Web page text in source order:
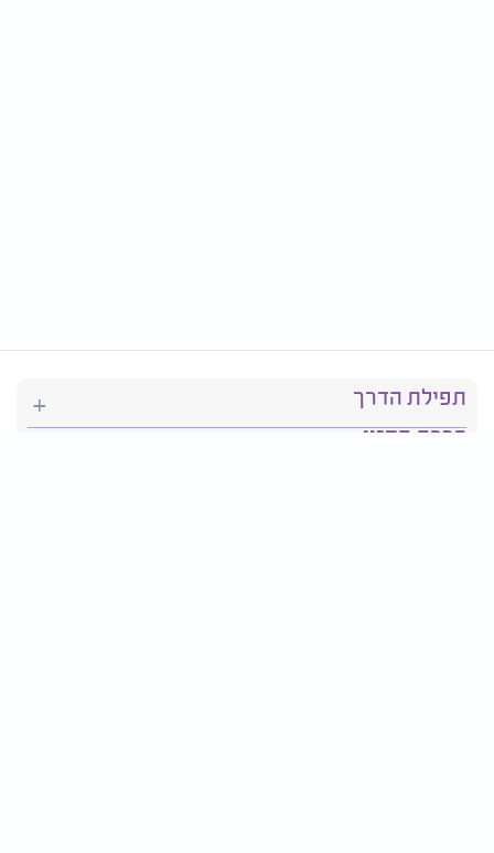
תפילת הדרך
ברכת המזון